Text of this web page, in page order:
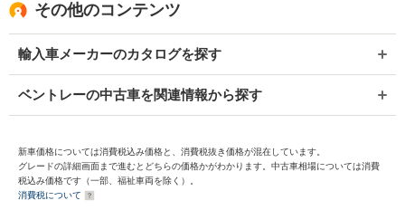
その他のコンテンツ
輸入車メーカーのカタログを探す
ベントレーの中古車を関連情報から探す
新車価格については消費税込み価格と、消費税抜き価格が混在しています。
グレードの詳細画面まで進むとどちらの価格かがわかります。中古車相場については消費
税込み価格です（一部、福祉車両を除く）。
消費税について